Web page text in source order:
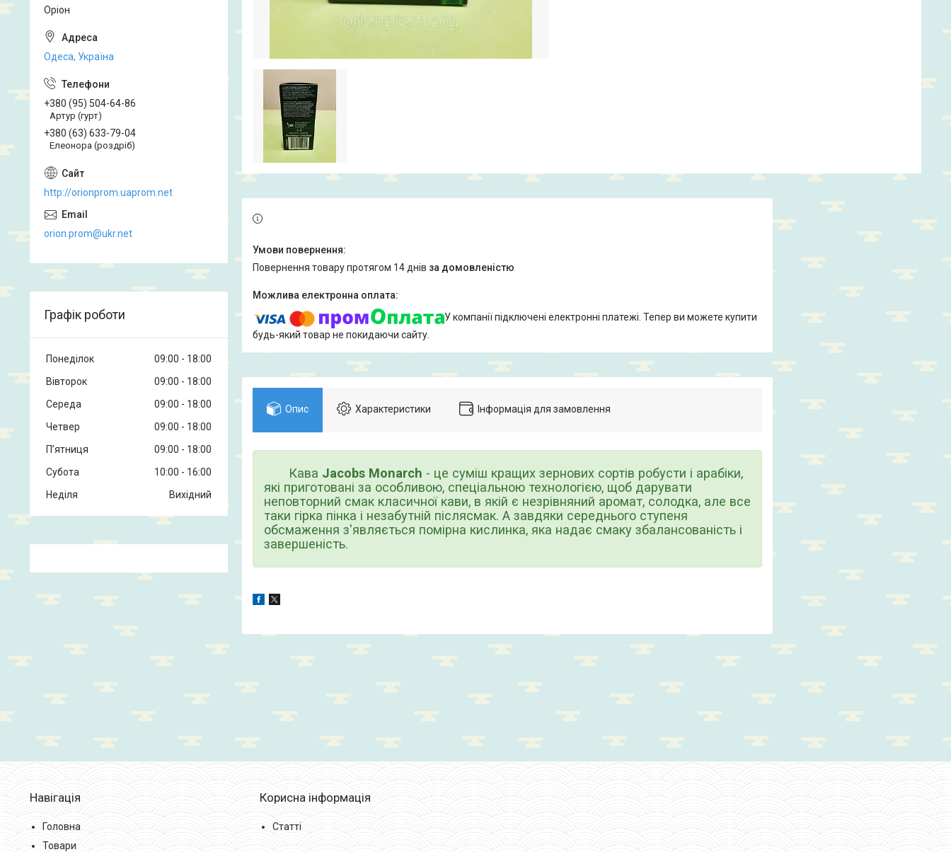
повернення товару протягом 14 днів за домовленістю
У компанії підключені електронні платежі. Тепер ви можете купити
будь-який товар не покидаючи сайту.
Опис Характеристики Інформація для замовлення
Кава Jacobs Monarch - це суміш кращих зернових сортів робусти і арабіки,
які приготовані за особливою, спеціальною технологією, щоб дарувати
неповторний смак класичної кави, в якій є незрівняний аромат, солодка, але все
таки гірка пінка і незабутній післясмак. А завдяки середнього ступеня
обсмаження з'являється помірна кислинка, яка надає смаку збалансованість і
завершеність.
Оріон
Одеса, Україна
+380 (95) 504-64-86
Артур (гурт)
+380 (63) 633-79-04
Елеонора (роздріб)
http://orionprom.uaprom.net
orion.prom@ukr.net
Графік роботи
Понеділок 09:00
18:00
Вівторок
09:00
18:00
Середа
09:00
18:00
Четвер
09:00
18:00
Пʼятниця
09:00
18:00
Субота
10:00
16:00
Неділя
Вихідний
Навігація
Головна
Товари
Корисна інформація
Статті